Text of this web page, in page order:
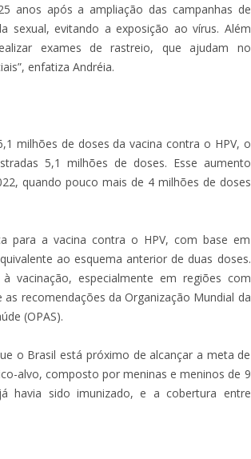
anos após a ampliação das campanhas de
sexual, evitando a exposição ao vírus. Além
exames de rastreio, que ajudam no
enfatiza Andréia.
milhões de doses da vacina contra o HPV, o
5,1 milhões de doses. Esse aumento
quando pouco mais de 4 milhões de doses
para a vacina contra o HPV, com base em
ao esquema anterior de duas doses.
especialmente em regiões com
recomendações da Organização Mundial da
(OPAS).
o Brasil está próximo de alcançar a meta de
alvo, composto por meninas e meninos de 9
havia sido imunizado, e a cobertura entre